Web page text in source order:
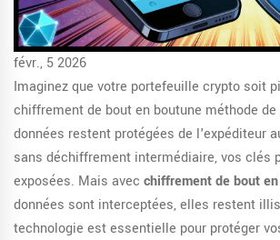
févr., 5 2026
Imaginez que votre portefeuille crypto soit
chiffrement de bout en boutune méthode
données restent protégées de l'expéditeur
sans déchiffrement intermédiaire, vos clés
exposées. Mais avec chiffrement de bout
données sont interceptées, elles restent
technologie est essentielle pour protéger